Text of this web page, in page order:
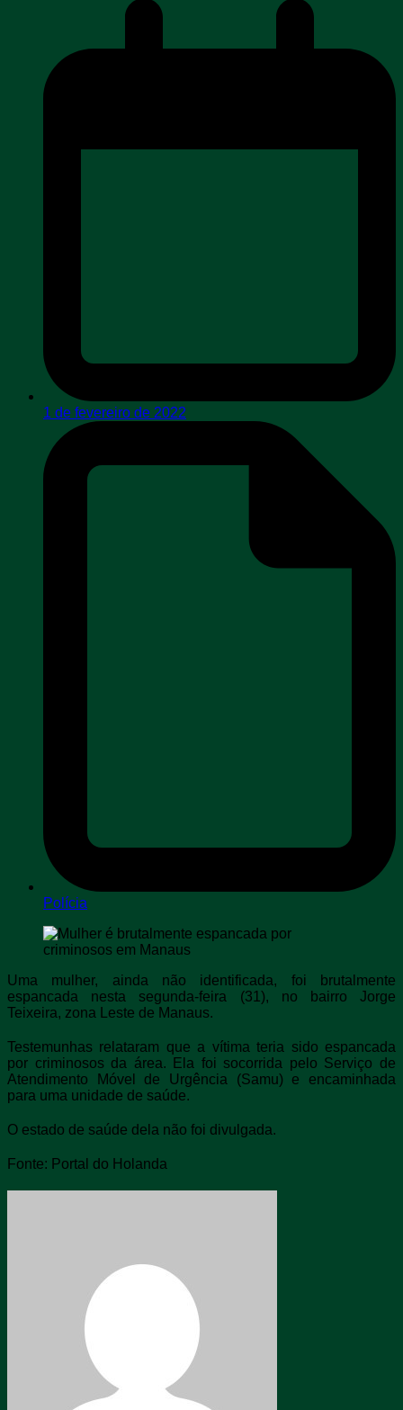
1 de fevereiro de 2022
Polícia
Uma mulher, ainda não identificada, foi brutalmente
espancada nesta segunda-feira (31), no bairro Jorge
Teixeira, zona Leste de Manaus.
Testemunhas relataram que a vítima teria sido espancada
por criminosos da área. Ela foi socorrida pelo Serviço de
Atendimento Móvel de Urgência (Samu) e encaminhada
para uma unidade de saúde.
O estado de saúde dela não foi divulgada.
Fonte: Portal do Holanda